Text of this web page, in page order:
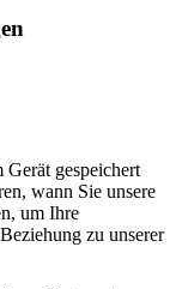
gespeichert
wann Sie unsere
um Ihre
zu unserer